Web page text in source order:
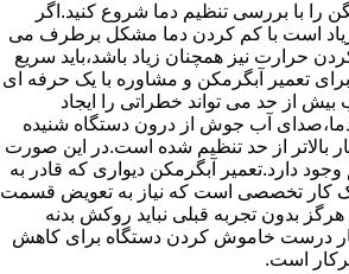
را با بررسی تنظیم دما شروع کنید.اگر
است با کم کردن دما مشکل برطرف می
حرارت نیز همچنان زیاد باشد،باید سریع
تعمیر آبگرمکن و مشاوره با یک حرفه ای
از حد می تواند خطراتی را ایجاد
آب جوش از درون دستگاه شنیده
بالاتر از حد تنظیم شده است.در این صورت
دارد.تعمیر آبگرمکن دیواری که قادر به
کار تخصصی است که نیاز به تعویض قسمت
بدون تجربه قبلی نباید روکش بدنه
کار درست خاموش کردن دستگاه برای کاهش
است.